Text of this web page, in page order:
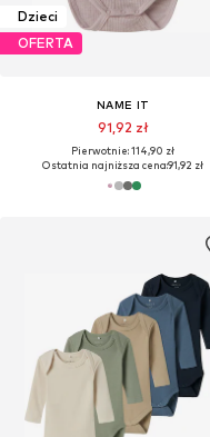
Dzieci
OFERTA
NAME IT
91,92 zł
Pierwotnie: 114,90 zł
Ostatnia najniższa cena:91,92 zł